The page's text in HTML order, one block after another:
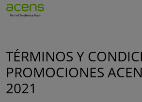
TÉRMINOS Y
PROMOCIONES
2021